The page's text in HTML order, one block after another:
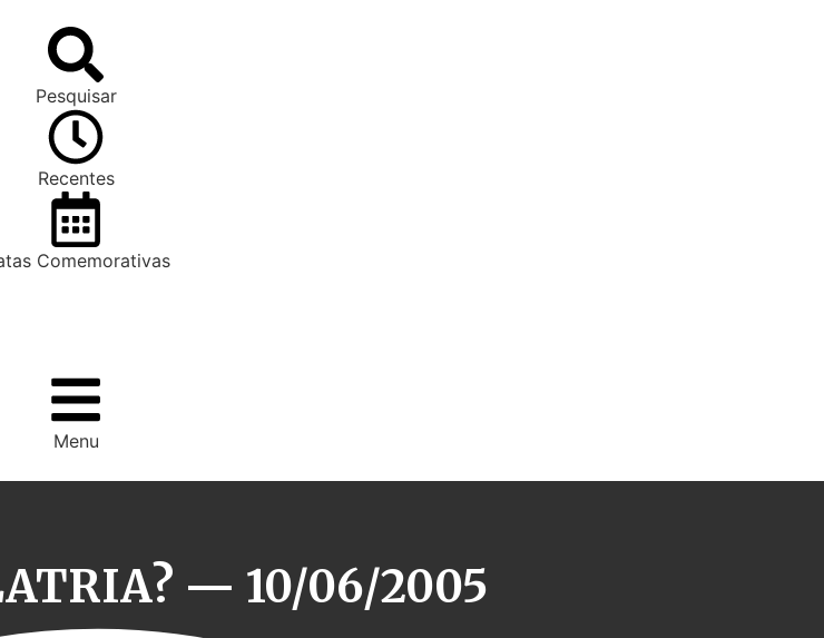
Pesquisar
Recentes
Comemorativas
Menu
— 10/06/2005